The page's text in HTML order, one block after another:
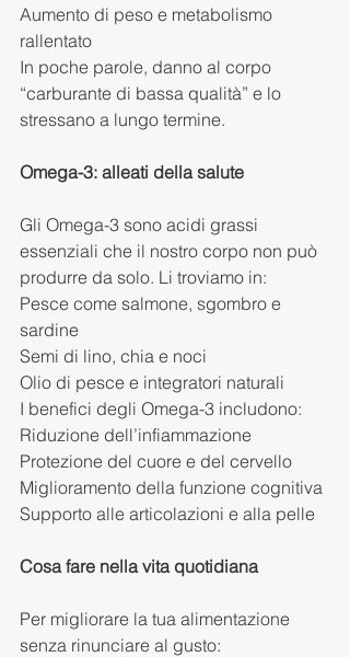
Aumento di peso e metabolismo
rallentato
In poche parole, danno al corpo
“carburante di bassa qualità” e lo
stressano a lungo termine.
Omega-3: alleati della salute
Gli Omega-3 sono acidi grassi
essenziali che il nostro corpo non può
produrre da solo. Li troviamo in:
Pesce come salmone, sgombro e
sardine
Semi di lino, chia e noci
Olio di pesce e integratori naturali
I benefici degli Omega-3 includono:
Riduzione dell’infiammazione
Protezione del cuore e del cervello
Miglioramento della funzione cognitiva
Supporto alle articolazioni e alla pelle
Cosa fare nella vita quotidiana
Per migliorare la tua alimentazione
senza rinunciare al gusto: